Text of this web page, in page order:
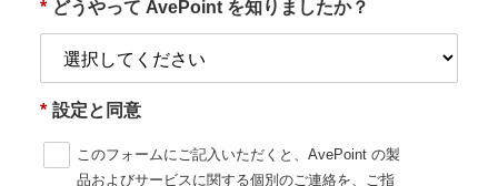
* どうやって AvePoint を知りましたか？
* 設定と同意
このフォームにご記入いただくと、AvePoint の製
品およびサービスに関する個別のご連絡を、ご指